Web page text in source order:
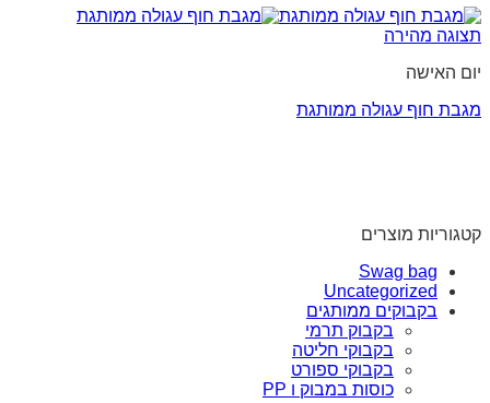
תצוגה מהירה
יום האישה
מגבת חוף עגולה ממותגת
קטגוריות מוצרים
Swag bag
Uncategorized
בקבוקים ממותגים
בקבוק תרמי
בקבוקי חליטה
בקבוקי ספורט
כוסות במבוק ו PP